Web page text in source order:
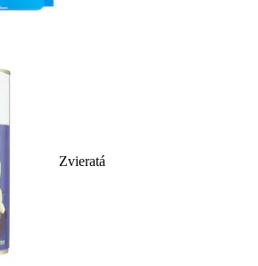
Zvieratá